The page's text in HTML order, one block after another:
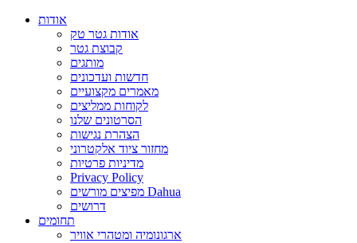
אודות
אודות גטר טק
קבוצת גטר
מותגים
חדשות ועדכונים
מאמרים מקצועיים
לקוחות ממליצים
הסרטונים שלנו
הצהרת נגישות
מחזור ציוד אלקטרוני
מדיניות פרטיות
Privacy Policy
מפיצים מורשים Dahua
דרושים
תחומים
ארגונומיה ומטהרי אוויר